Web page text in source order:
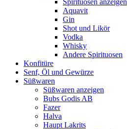
Aquavit
Gin
Shot und Likör
Vodka
Whisky
Andere Spirituosen
Konfitüre
Senf, Öl und Gewürze
Süßwaren
Süßwaren anzeigen
Bubs Godis AB
Fazer
Halva
Haupt Lakrits